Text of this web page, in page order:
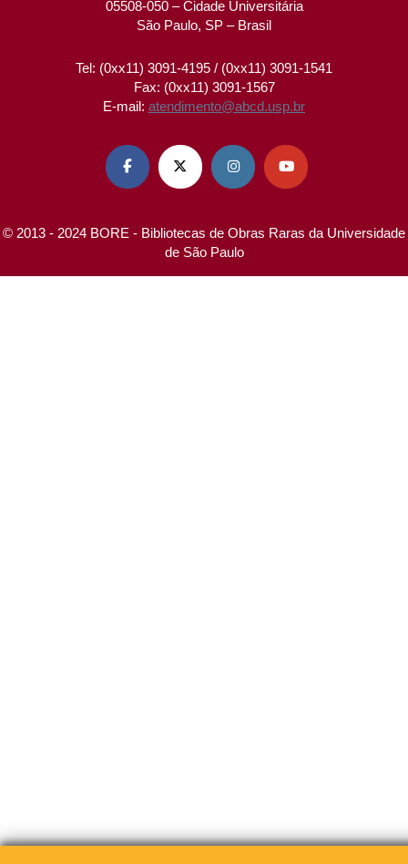
05508-050 – Cidade Universitária
São Paulo, SP – Brasil
Tel: (0xx11) 3091-4195 / (0xx11) 3091-1541
Fax: (0xx11) 3091-1567
E-mail: atendimento@abcd.usp.br
   
© 2013 - 2024 BORE - Bibliotecas de Obras Raras da Universidade
de São Paulo